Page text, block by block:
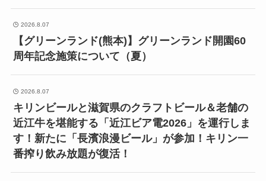
2026.8.07
【グリーンランド(熊本)】グリーンランド開園60
周年記念施策について（夏）
2026.8.07
キリンビールと滋賀県のクラフトビール＆老舗の
近江牛を堪能する「近江ビア電2026」を運行しま
す！新たに「長濱浪漫ビール」が参加！キリン一
番搾り飲み放題が復活！